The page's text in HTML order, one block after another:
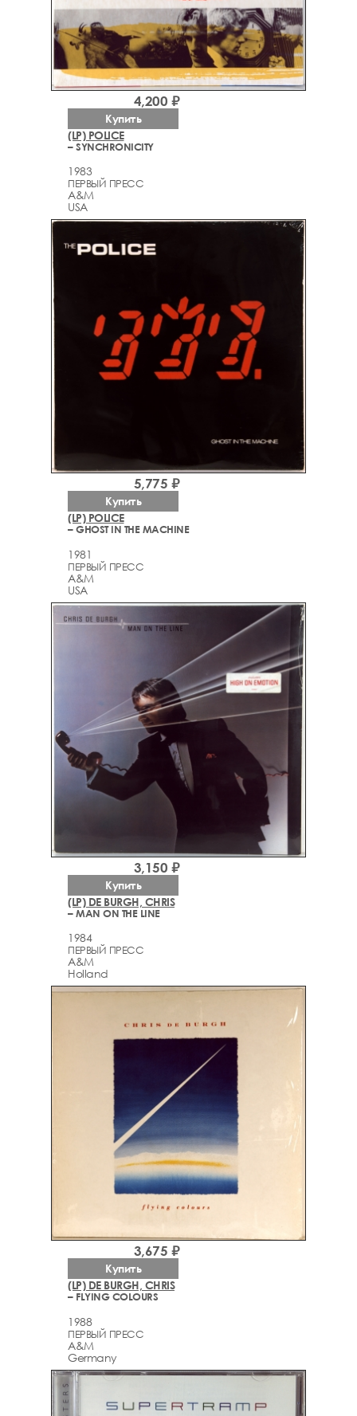
(LP) POLICE
– SYNCHRONICITY
1983
ПЕРВЫЙ ПРЕСС
A&M
USA
4,200 ₽
Купить
(LP) POLICE
– GHOST IN THE MACHINE
1981
ПЕРВЫЙ ПРЕСС
A&M
USA
5,775 ₽
Купить
(LP) DE BURGH, CHRIS
– MAN ON THE LINE
1984
ПЕРВЫЙ ПРЕСС
A&M
Holland
3,150 ₽
Купить
(LP) DE BURGH, CHRIS
– FLYING COLOURS
1988
ПЕРВЫЙ ПРЕСС
A&M
Germany
3,675 ₽
Купить